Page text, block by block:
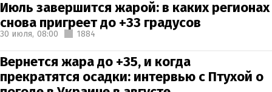
Июль завершится жарой: в каких регионах
снова пригреет до +33 градусов
30 июля, 08:00 1884
Вернется жара до +35, и когда
прекратятся осадки: интервью с Птухой о